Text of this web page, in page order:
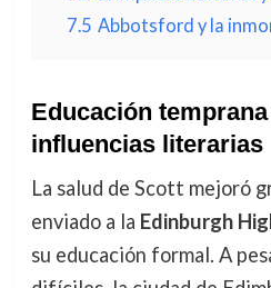
7.5 Abbotsford y la
Educación
influencias literarias
La salud de Scott mejoró
enviado a la Edinburgh
su educación formal. A